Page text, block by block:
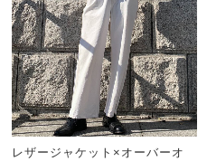
レザージャケット×オーバーオ